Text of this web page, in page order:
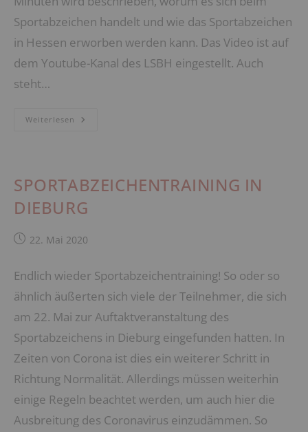
Sportabzeichen handelt und wie das Sportabzeichen
in Hessen erworben werden kann. Das Video ist auf
dem Youtube-Kanal des LSBH eingestellt. Auch
steht…
Weiterlesen Erklärvideo
SPORTABZEICHEN­TRAINING IN
DIEBURG
Beitrag22. Mai 2020
Endlich wieder Sportabzeichentraining! So oder so
ähnlich äußerten sich viele der Teilnehmer, die sich
am 22. Mai zur Auftaktveranstaltung des
Sportabzeichens in Dieburg eingefunden hatten. In
Zeiten von Corona ist dies ein weiterer Schritt in
Richtung Normalität. Allerdings müssen weiterhin
einige Regeln beachtet werden, um auch hier die
Ausbreitung des Coronavirus einzudämmen. So